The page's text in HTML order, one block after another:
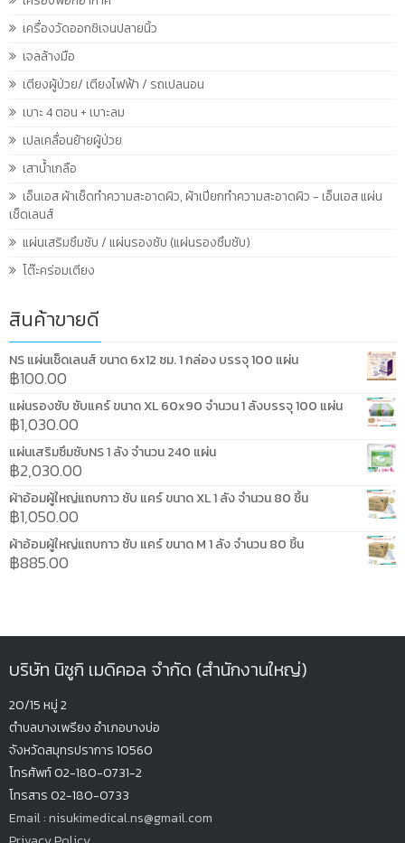
เครื่องวัดออกซิเจนปลายนิ้ว
เจลล้างมือ
เตียงผู้ป่วย/ เตียงไฟฟ้า / รถเปลนอน
เบาะ 4 ตอน + เบาะลม
เปลเคลื่อนย้ายผู้ป่วย
เสาน้ำเกลือ
เอ็นเอส ผ้าเช็ดทำความสะอาดผิว, ผ้าเปียกทำความสะอาดผิว - เอ็นเอส แผ่น
เช็ดเลนส์
แผ่นเสริมซึมซับ / แผ่นรองซับ (แผ่นรองซึมซับ)
โต๊ะคร่อมเตียง
สินค้าขายดี
NS แผ่นเช็ดเลนส์ ขนาด 6x12 ซม. 1 กล่อง บรรจุ 100 แผ่น
฿100.00
แผ่นรองซับ ซับแคร์ ขนาด XL 60x90 จำนวน 1 ลังบรรจุ 100 แผ่น
฿1,030.00
แผ่นเสริมซึมซับNS 1 ลัง จำนวน 240 แผ่น
฿2,030.00
ผ้าอ้อมผู้ใหญ่แถบกาว ซับ แคร์ ขนาด XL 1 ลัง จำนวน 80 ชิ้น
฿1,050.00
ผ้าอ้อมผู้ใหญ่แถบกาว ซับ แคร์ ขนาด M 1 ลัง จำนวน 80 ชิ้น
฿885.00
บริษัท นิซูกิ เมดิคอล จำกัด (สำนักงานใหญ่)
20/15 หมู่ 2
ตำบลบางเพรียงอำเภอบางบ่อ
จังหวัดสมุทรปราการ 10560
โทรศัพท์ 02-180-0731-2
โทรสาร 02-180-0733
Email : nisukimedical.ns@gmail.com